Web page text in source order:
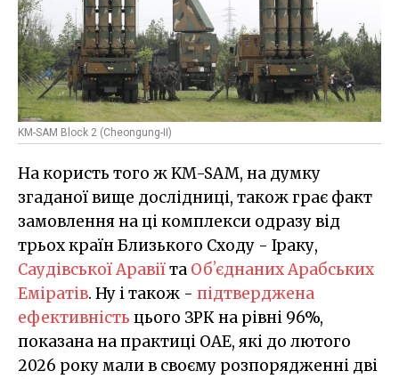
KM-SAM Block 2 (Cheongung-II)
На користь того ж KM-SAM, на думку
згаданої вище дослідниці, також грає факт
замовлення на ці комплекси одразу від
трьох країн Близького Сходу - Іраку,
Саудівської Аравіїта Обʼєднаних Арабських
Еміратів. Ну і також - підтверджена
ефективність цього ЗРК на рівні 96%,
показана на практиці ОАЕ, які до лютого
2026 року мали в своєму розпорядженні дві